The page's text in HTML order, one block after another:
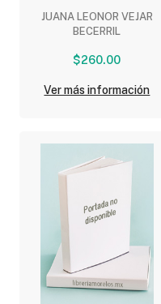
PRIMARIA (DESARROLLA
COMPETENCIAS)
JUANA LEONOR VEJAR
BECERRIL
$260.00
Ver más información